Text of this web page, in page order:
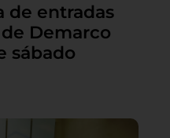
de entradas
Demarco
sábado